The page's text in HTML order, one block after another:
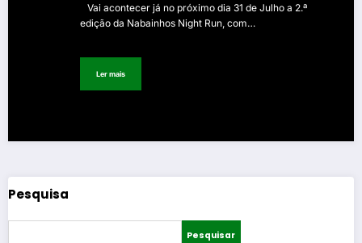
Vai acontecer já no próximo dia 31 de Julho a 2.ª
edição da Nabainhos Night Run, com…
Ler mais
Pesquisa
Pesquisar